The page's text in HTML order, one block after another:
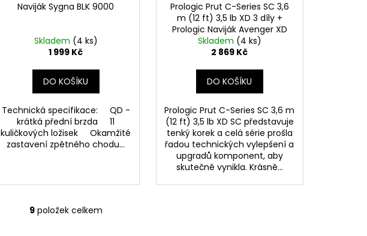
Naviják Sygna BLK 9000
Skladem (4 ks)
1 999 Kč
DO KOŠÍKU
Technická specifikace: QD -
krátká přední brzda 11
kuličkových ložisek Okamžité
zastavení zpětného chodu...
Prologic Prut C-Series SC 3,6
m (12 ft) 3,5 lb XD 3 díly +
Prologic Naviják Avenger XD
8000 FD
Skladem (4 ks)
2 869 Kč
DO KOŠÍKU
Prologic Prut C-Series SC 3,6 m
(12 ft) 3,5 lb XD SC představuje
tenký korek a celá série prošla
řadou technických vylepšení a
upgradů komponent, aby
skutečně vynikla. Krásně...
O
9 položek celkem